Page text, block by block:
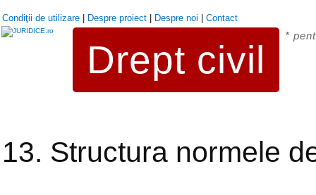
Condiţii de utilizare| Despre proiect| Despre noi Contact
Drept civil
*
13. Structura normele